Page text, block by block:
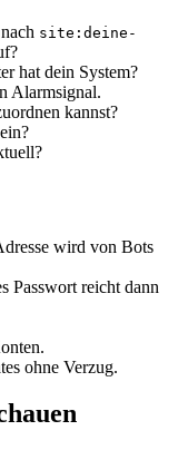
site:deine-
hat dein System?
Alarmsignal.
kannst?
wird von Bots
Passwort reicht dann
ohne Verzug.